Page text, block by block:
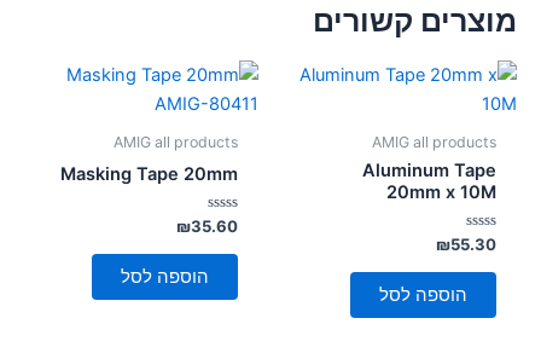
מוצרים קשורים
AMIG all products
Aluminum Tape
20mm x 10M
דורג
0
מתוך
₪55.30
הוספה לסל
AMIG all products
Masking Tape 20mm
דורג
0
מתוך
₪35.60
הוספה לסל